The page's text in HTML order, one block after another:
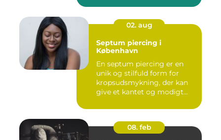
02. aug
Septum piercing i
København
En septum piercing er en
unik og stilfuld form for
kropsudsmykning, der kan
give et kantet og modigt...
08. feb